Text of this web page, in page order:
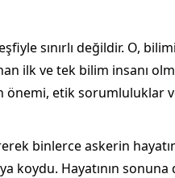
sınırlı değildir. O,
ilk ve tek bilim insanı
önemi, etik
binlerce askerin
koydu. Hayatının